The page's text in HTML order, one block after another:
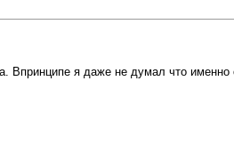
Впринципе я даже не думал что